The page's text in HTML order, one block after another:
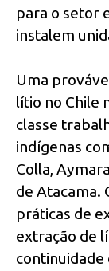
para o setor
instalem
Uma
lítio no Chile
classe
indígenas
Colla,
de Atacama.
práticas de
extração de
continuidade